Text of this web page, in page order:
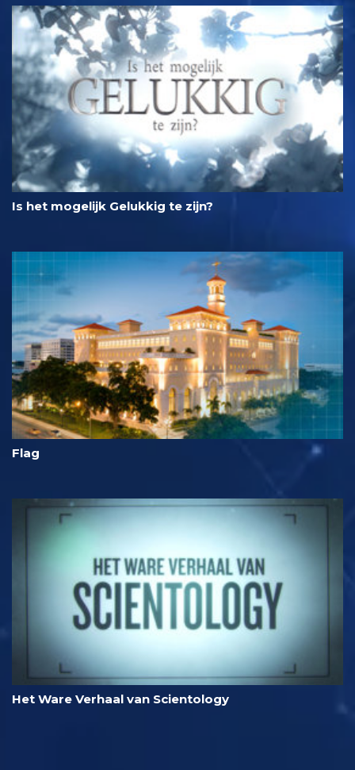
Is het mogelijk Gelukkig te zijn?
Flag
Het Ware Verhaal van Scientology